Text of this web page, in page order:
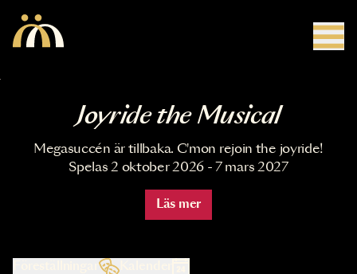
Joyride the Musical
Megasuccén är tillbaka. C'mon rejoin the joyride!
Spelas 2 oktober 2026 - 7 mars 2027
Läs mer
Kalender